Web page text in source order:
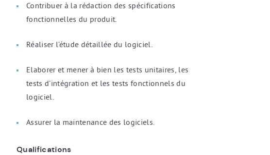
Contribuer à la rédaction des spécifications
fonctionnelles du produit.
Réaliser l’étude détaillée du logiciel.
Elaborer et mener à bien les tests unitaires, les
tests d’intégration et les tests fonctionnels du
logiciel.
Assurer la maintenance des logiciels.
Qualifications